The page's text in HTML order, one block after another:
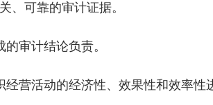
、可靠的审计证据。
审计结论负责。
营活动的经济性、效果性和效率性